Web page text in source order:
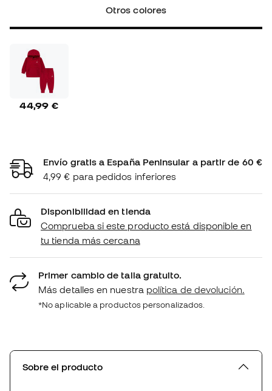
Otros colores
44,99 €
Envío gratis a España Peninsular a partir de 60 €
4,99 € para pedidos inferiores
Disponibilidad en tienda
Comprueba si este producto está disponible en
tu tienda más cercana
Primer cambio de talla gratuito.
Más detalles en nuestra política de devolución.
*No aplicable a productos personalizados.
Sobre el producto